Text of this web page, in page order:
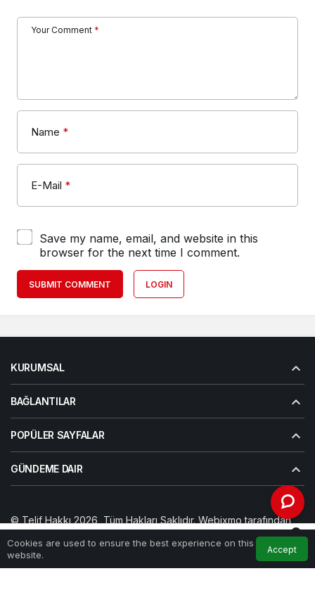
Your Comment *
Name *
E-Mail *
Save my name, email, and website in this
browser for the next time I comment.
SUBMIT COMMENT LOGIN
Cookies are used to ensure the best experience on this
website.
Accept
KURUMSAL
BAĞLANTILAR
POPÜLER SAYFALAR
GÜNDEME DAIR
© Telif Hakkı 2026, Tüm Hakları Saklıdır. Webixmo tarafından
sağlanmıştır.
Künye Hesabım Gizlilik politikası İletişim
Home Notifications